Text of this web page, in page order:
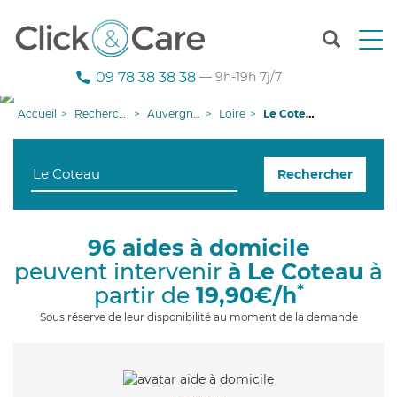
T
n
g
i
09 78 38 38 38 — 9h-19h 7j/7
Accueil Recherche aide à domicile Auvergne-Rhône-Alpes Loire Le Coteau
Rechercher
96 aides à domicile
peuvent intervenir à Le Coteau à
partir de 19,90€/h*
Sous réserve de leur disponibilité au moment de la demande